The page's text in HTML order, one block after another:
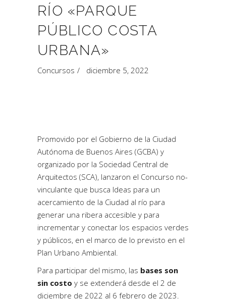
RÍO «PARQUE
PÚBLICO COSTA
URBANA»
Concursos diciembre 5, 2022
Promovido por el Gobierno de la Ciudad
Autónoma de Buenos Aires (GCBA) y
organizado por la Sociedad Central de
Arquitectos (SCA), lanzaron el Concurso no-
vinculante que busca Ideas para un
acercamiento de la Ciudad al río para
generar una ribera accesible y para
incrementar y conectar los espacios verdes
y públicos, en el marco de lo previsto en el
Plan Urbano Ambiental.
Para participar del mismo, las bases son
sin costo y se extenderá desde el 2 de
diciembre de 2022 al 6 febrero de 2023.